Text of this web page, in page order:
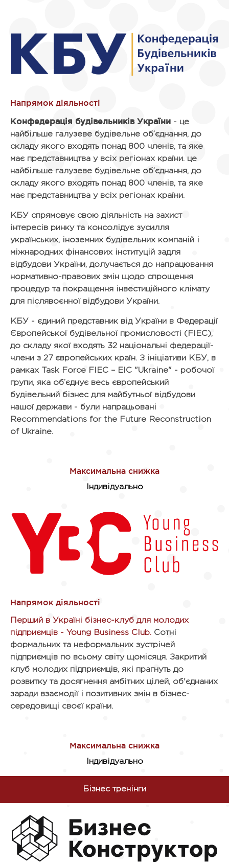
Конфедерація будівельників України - це
найбільше галузеве будівельне об’єднання, до
складу якого входять понад 800 членів, та яке
має представництва у всіх регіонах країни. це
найбільше галузеве будівельне об’єднання, до
складу якого входять понад 800 членів, та яке
має представництва у всіх регіонах країни.
КБУ спрямовує свою діяльність на захист
інтересів ринку та консолідує зусилля
українських, іноземних будівельних компаній і
міжнародних фінансових інституцій задля
відбудови України, долучається до напрацювання
нормативно-правових змін щодо спрощення
процедур та покращення інвестиційного клімату
для післявоєнної відбудови України.
КБУ - єдиний представник від України в Федерації
Європейської будівельної промисловості (FIEC),
до складу якої входять 32 національні федерації-
члени з 27 європейських країн. З ініціативи КБУ, в
рамках Task Force FIEC – EIC "Ukraine" - робочої
групи, яка об’єднує весь європейський
будівельний бізнес для майбутньої відбудови
нашої держави - були напрацьовані
Recommendations for the Future Reconstruction
of Ukraine.
Індивідуально
Перший в Україні бізнес-клуб для молодих
підприємців - Young Business Club. Сотні
формальних та неформальних зустрічей
підприємців по всьому світу щомісяця. Закритий
клуб молодих підприємців, які прагнуть до
розвитку та досягнення амбітних цілей, об'єднаних
заради взаємодії і позитивних змін в бізнес-
середовищі своєї країни.
Індивідуально
Бізнес тренінги